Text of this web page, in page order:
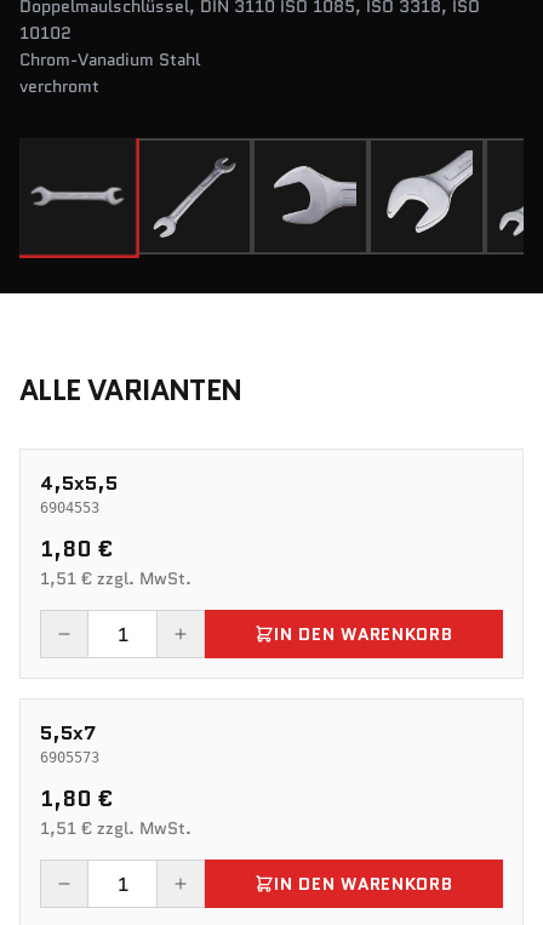
Doppelmaulschlüssel, DIN 3110 ISO 1085, ISO 3318, ISO
10102
Chrom-Vanadium Stahl
verchromt
ALLE VARIANTEN
4,5x5,5
6904553
1,80 €
1,51 € zzgl. MwSt.
IN DEN WARENKORB
5,5x7
6905573
1,80 €
1,51 € zzgl. MwSt.
IN DEN WARENKORB